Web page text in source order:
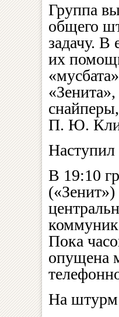
Группа
общего
задачу. В
их
П. Ю.
Наступил
В 19:10
Пока
опущена
На